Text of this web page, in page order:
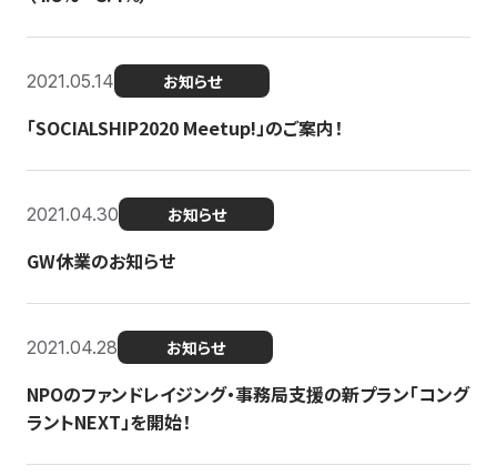
2021.05.14 お知らせ
「SOCIALSHIP2020 Meetup!」のご案内！
2021.04.30 お知らせ
GW休業のお知らせ
2021.04.28 お知らせ
NPOのファンドレイジング・事務局支援の新プラン「コング
ラントNEXT」を開始！